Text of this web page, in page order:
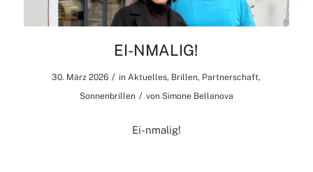
EI-NMALIG!
30. März 2026 / inAktuelles, Brillen, Partnerschaft,
Sonnenbrillen / von Simone Bellanova
Ei-nmalig!